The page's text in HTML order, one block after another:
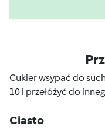
Cukier wsypać do
10 i przełóżyć do
Ciasto